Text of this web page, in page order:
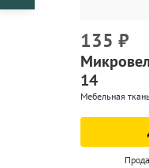
135 ₽
14
Мебельная